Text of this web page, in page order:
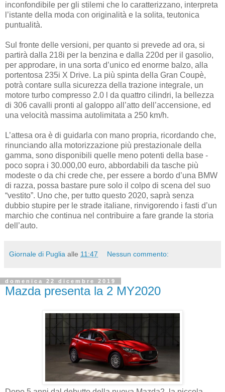
inconfondibile per gli stilemi che lo caratterizzano, interpreta
l’istante della moda con originalità e la solita, teutonica
puntualità.
Sul fronte delle versioni, per quanto si prevede ad ora, si
partirà dalla 218i per la benzina e dalla 220d per il gasolio,
per approdare, in una sorta d’unico ed enorme balzo, alla
portentosa 235i X Drive. La più spinta della Gran Coupè,
potrà contare sulla sicurezza della trazione integrale, un
motore turbo compresso 2.0 l da quattro cilindri, la bellezza
di 306 cavalli pronti al galoppo all’atto dell’accensione, ed
una velocità massima autolimitata a 250 km/h.
L’attesa ora è di guidarla con mano propria, ricordando che,
rinunciando alla motorizzazione più prestazionale della
gamma, sono disponibili quelle meno potenti della base -
poco sopra i 30.000,00 euro, abbordabili da tasche più
modeste o da chi crede che, per essere a bordo d’una BMW
di razza, possa bastare pure solo il colpo di scena del suo
“vestito”. Uno che, per tutto questo 2020, saprà senza
dubbio stupire per le strade italiane, rinvigorendo i fasti d’un
marchio che continua nel contribuire a fare grande la storia
dell’auto.
Giornale di Puglia alle 11:47 Nessun commento:
domenica 22 dicembre 2019
Mazda presenta la 2 MY2020